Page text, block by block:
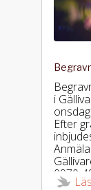
i
Efter
0970-